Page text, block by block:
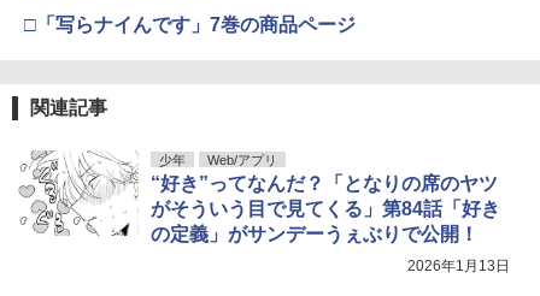
□「写らナイんです」7巻の商品ページ
関連記事
少年 Web/アプリ
“好き”ってなんだ？「となりの席のヤツ
がそういう目で見てくる」第84話「好き
の定義」がサンデーうぇぶりで公開！
2026年1月13日